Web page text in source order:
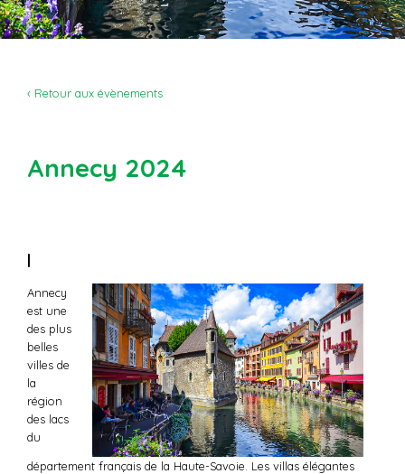
‹ Retour aux évènements
Annecy 2024
|
Annecy
est une
des plus
belles
villes de
la
région
des lacs
du
département français de la Haute-Savoie. Les villas élégantes